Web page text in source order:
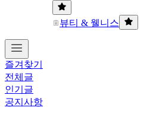
뷰티 & 웰니스
즐겨찾기
전체글
인기글
공지사항